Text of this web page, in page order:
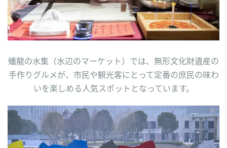
蟠龍の水集（水辺のマーケット）では、無形文化財遺産の
手作りグルメが、市民や観光客にとって定番の庶民の味わ
いを楽しめる人気スポットとなっています。